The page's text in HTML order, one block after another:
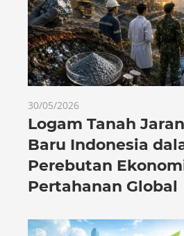
30/05/2026
Logam Tanah
Baru Indonesia
Perebutan
Pertahanan Global